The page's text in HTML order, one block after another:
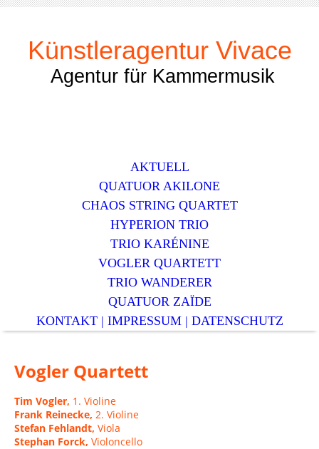
Künstleragentur Vivace
Agentur für Kammermusik
AKTUELL
QUATUOR AKILONE
CHAOS STRING QUARTET
HYPERION TRIO
TRIO KARÉNINE
VOGLER QUARTETT
TRIO WANDERER
QUATUOR ZAЇDE
KONTAKT | IMPRESSUM | DATENSCHUTZ
Vogler Quartett
Tim Vogler, 1. Violine
Frank Reinecke, 2. Violine
Stefan Fehlandt, Viola
Stephan Forck, Violoncello